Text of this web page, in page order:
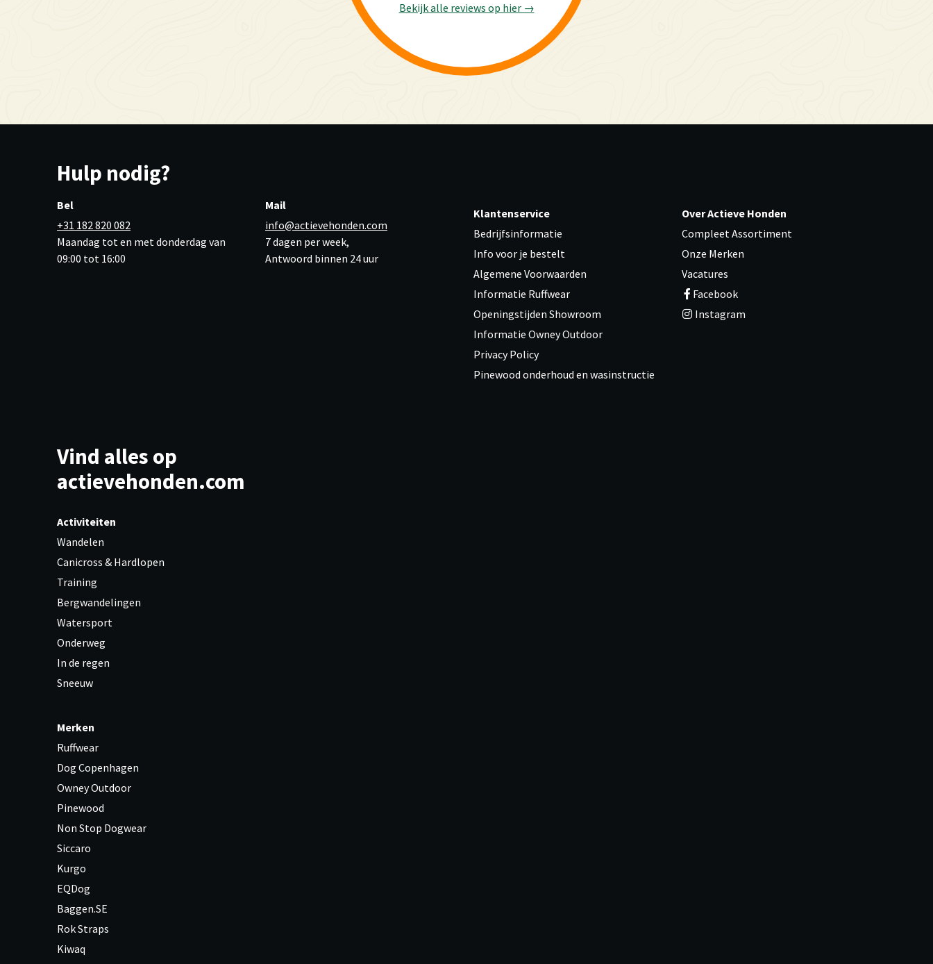
Bekijk alle reviews op hier →
Hulp nodig?
Bel
+31 182 820 082
Maandag tot en met donderdag van
09:00 tot 16:00
Mail
info@actievehonden.com
7 dagen per week,
Antwoord binnen 24 uur
Klantenservice
Bedrijfsinformatie
Info voor je bestelt
Algemene Voorwaarden
Informatie Ruffwear
Openingstijden Showroom
Informatie Owney Outdoor
Privacy Policy
Pinewood onderhoud en wasinstructie
Over Actieve Honden
Compleet Assortiment
Onze Merken
Vacatures
Facebook
Instagram
Vind alles op
actievehonden.com
Activiteiten
Wandelen
Canicross & Hardlopen
Training
Bergwandelingen
Watersport
Onderweg
In de regen
Sneeuw
Merken
Ruffwear
Dog Copenhagen
Owney Outdoor
Pinewood
Non Stop Dogwear
Siccaro
Kurgo
EQDog
Baggen.SE
Rok Straps
Kiwaq